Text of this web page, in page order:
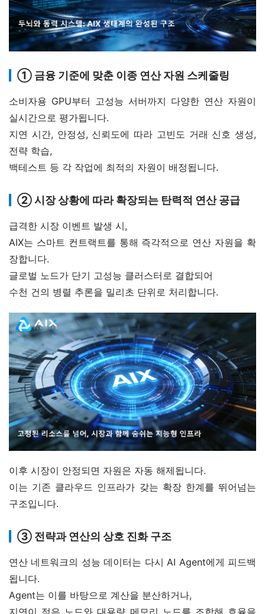
① 금융 기준에 맞춘 이종 연산 자원 스케줄링
소비자용 GPU부터 고성능 서버까지 다양한 연산 자원이
실시간으로 평가됩니다.
지연 시간, 안정성, 신뢰도에 따라 고빈도 거래 신호 생성,
전략 학습,
백테스트 등 각 작업에 최적의 자원이 배정됩니다.
② 시장 상황에 따라 확장되는 탄력적 연산 공급
급격한 시장 이벤트 발생 시,
AIX는 스마트 컨트랙트를 통해 즉각적으로 연산 자원을 확
장합니다.
글로벌 노드가 단기 고성능 클러스터로 결합되어
수천 건의 병렬 추론을 밀리초 단위로 처리합니다.
이후 시장이 안정되면 자원은 자동 해제됩니다.
이는 기존 클라우드 인프라가 갖는 확장 한계를 뛰어넘는
구조입니다.
③ 전략과 연산의 상호 진화 구조
연산 네트워크의 성능 데이터는 다시 AI Agent에게 피드백
됩니다.
Agent는 이를 바탕으로 계산을 분산하거나,